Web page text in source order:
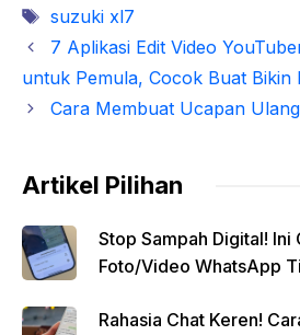
Tag
suzuki xl7
7 Aplikasi Edit Video
untuk Pemula, Cocok Buat Bikin
Cara Membuat Ucapan
Artikel Pilihan
Stop Sampah Digital! Ini
Foto/Video WhatsApp
Rahasia Chat Keren!